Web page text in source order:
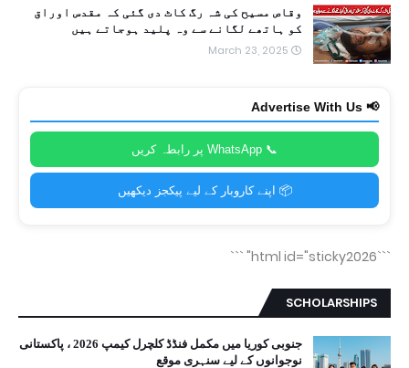
وقاص مسیح کی شہ رگ کاٹ دی گئی کہ مقدس اوراق
کو ہاتھے لگانے سے وہ پلید ہوجاتے ہیں
March 23, 2025
📢 Advertise With Us
📞 WhatsApp پر رابطہ کریں
📦 اپنے کاروبار کے لیے پیکجز دیکھیں
```html id="sticky2026"
```
SCHOLARSHIPS
جنوبی کوریا میں مکمل فنڈڈ کلچرل کیمپ 2026 ، پاکستانی
نوجوانوں کے لیے سنہری موقع